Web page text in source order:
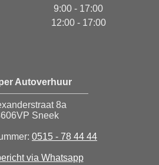
9:00 - 17:00
12:00 - 17:00
Autoverhuur
8a
Sneek
0515 - 78 44 44
via Whatsapp